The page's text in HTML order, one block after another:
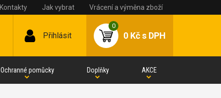
Kontakty Jak vybrat Vrácení a výměna zboží
Přihlásit
0
0 Kčs DPH
Ochranné pomůcky Doplňky AKCE